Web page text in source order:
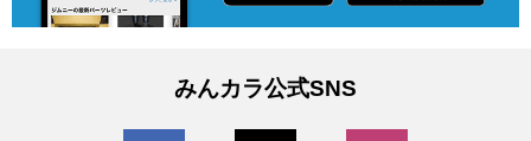
みんカラ公式SNS